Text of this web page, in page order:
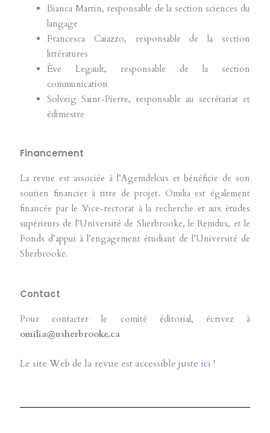
Bianca Martin, responsable de la section sciences du
langage
Francesca Caiazzo, responsable de la section
littératures
Ève Legault, responsable de la section
communication
Solveig Saint-Pierre, responsable au secrétariat et
édimestre
Financement
La revue est associée à l’Agemdelcus et bénéficie de son
soutien financier à titre de projet. Omilia est également
financée par le Vice-rectorat à la recherche et aux études
supérieurs de l’Université de Sherbrooke, le Remdus, et le
Fonds d’appui à l’engagement étudiant de l’Université de
Sherbrooke.
Contact
Pour contacter le comité éditorial, écrivez à
omilia@usherbrooke.ca
Le site Web de la revue est accessible juste ici !